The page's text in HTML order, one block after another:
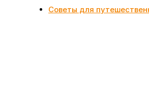
Советы для